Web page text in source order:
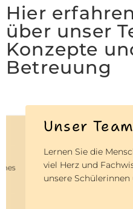
Hier
über unser
Konzepte
Betreuung
OGS
Unsere OGS bietet
Freizeitangebote,
Förderung bis in